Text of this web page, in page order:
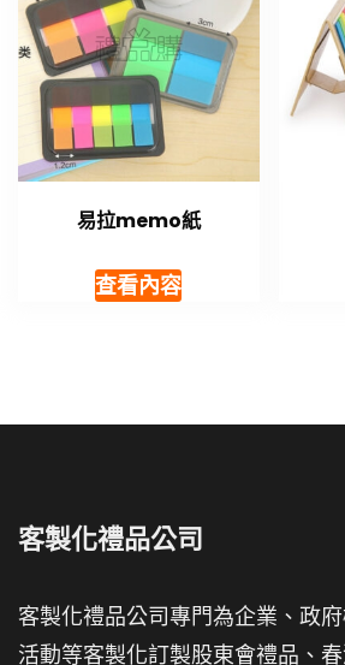
易拉memo紙
查看內容
客製化禮品公司
客製化禮品公司專門為企業、政
活動等客製化訂製股東會禮品、